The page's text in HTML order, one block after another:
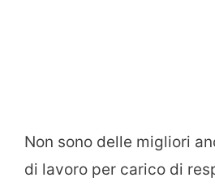
Non sono delle migliori
di lavoro per carico di